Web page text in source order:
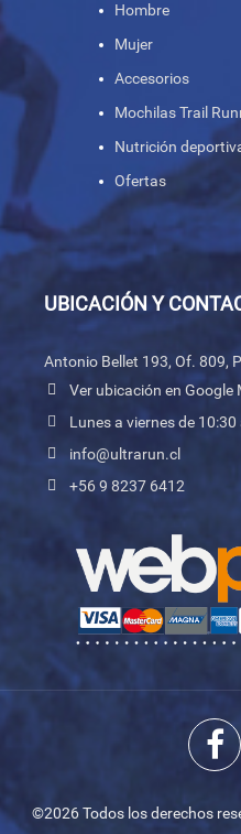
Hombre
Mujer
Accesorios
Mochilas Trail
Nutrición
Ofertas
UBICACIÓN Y
Antonio Bellet 193, Of. 809,
Ver ubicación en Google
Lunes a viernes de
info@ultrarun.cl
+56 9 8237 6412
©2026 Todos los derechos